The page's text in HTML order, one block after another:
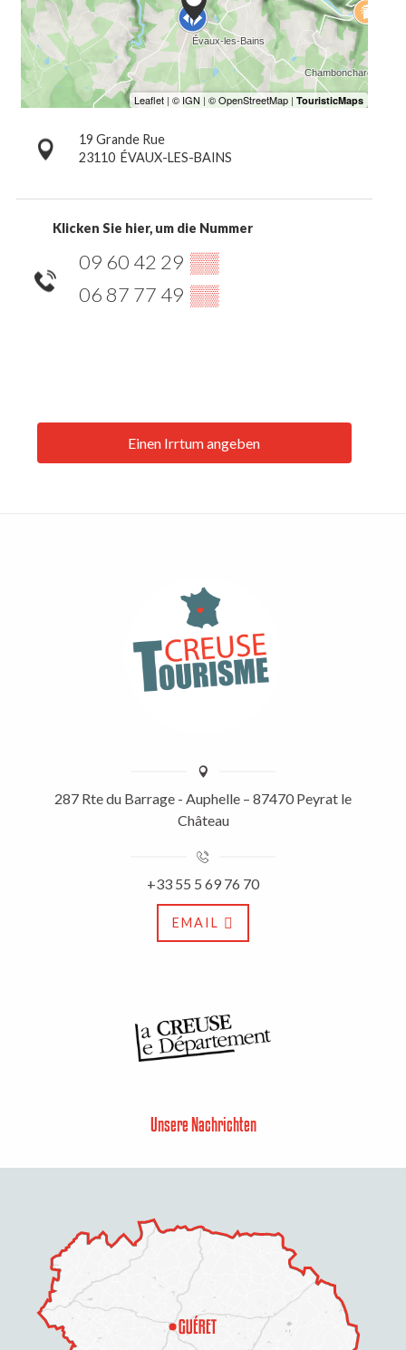
19 Grande Rue
23110 ÉVAUX-LES-BAINS
Klicken Sie hier, um die Nummer
09 60 42 29 ▒▒
06 87 77 49 ▒▒
Einen Irrtum angeben
287 Rte du Barrage - Auphelle – 87470 Peyrat le
Château
+33 55 5 69 76 70
EMAIL
Unsere Nachrichten